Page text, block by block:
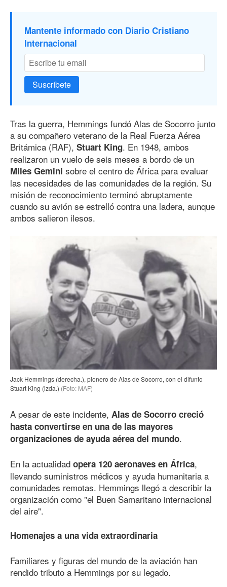
Mantente informado con Diario Cristiano
Internacional
Suscríbete
Tras la guerra, Hemmings fundó Alas de Socorro junto
a su compañero veterano de la Real Fuerza Aérea
Britámica (RAF), Stuart King. En 1948, ambos
realizaron un vuelo de seis meses a bordo de un
Miles Gemini sobre el centro de África para evaluar
las necesidades de las comunidades de la región. Su
misión de reconocimiento terminó abruptamente
cuando su avión se estrelló contra una ladera, aunque
ambos salieron ilesos.
Jack Hemmings (derecha.), pionero de Alas de Socorro, con el difunto
Stuart King (izda.) (Foto: MAF)
A pesar de este incidente, Alas de Socorro creció
hasta convertirse en una de las mayores
organizaciones de ayuda aérea del mundo.
En la actualidad opera 120 aeronaves en África,
llevando suministros médicos y ayuda humanitaria a
comunidades remotas. Hemmings llegó a describir la
organización como "el Buen Samaritano internacional
del aire".
Homenajes a una vida extraordinaria
Familiares y figuras del mundo de la aviación han
rendido tributo a Hemmings por su legado.